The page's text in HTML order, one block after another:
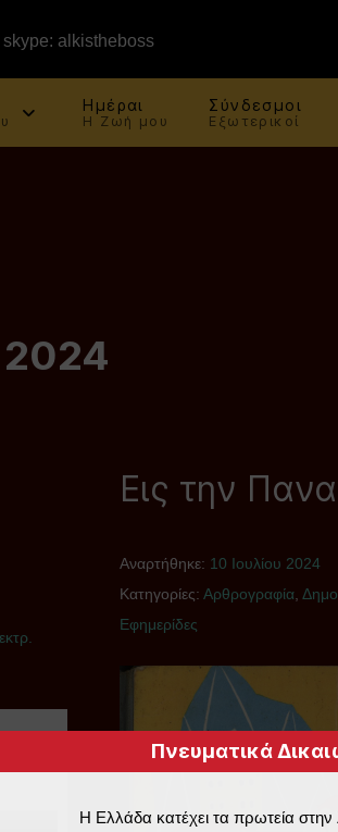
skype: alkistheboss
Ημέραι
Η Ζωή μου
Σύνδεσμοι
Εξωτερικοί
2024
Εις την
Αναρτήθηκε: 10 Ιουλίου 2024
Κατηγορίες: Αρθρογραφία
Εφημερίδες
Πνευματικά
Η Ελλάδα κατέχει τα πρωτεία